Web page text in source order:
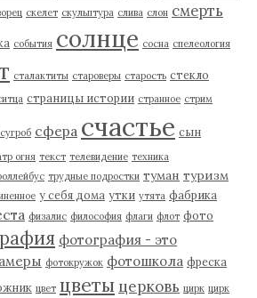
скелет скульптура слива слон смерть
события солнце сосна спелеология
сталактиты староверы старость стекло
страницы истории странное стрим
сугроб сфера счастье сын
огня текст телевидение техника
трудные подростки туман туризм
у себя дома утки утята фабрика
физалис философия флаги флот фото
фотография - это
фотокружок фотошкола фреска
цвет цветы церковь цирк цирк